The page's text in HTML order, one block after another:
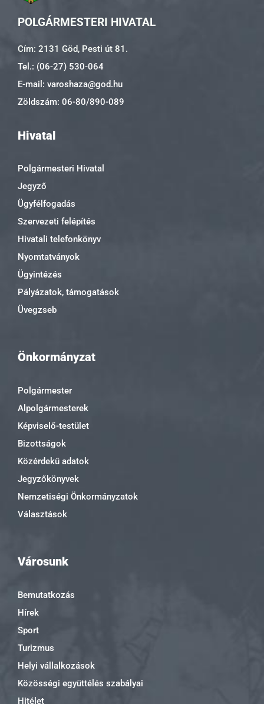
POLGÁRMESTERI HIVATAL
Cím: 2131 Göd, Pesti út 81.
Tel.: (06-27) 530-064
E-mail: varoshaza@god.hu
Zöldszám: 06-80/890-089
Hivatal
Polgármesteri Hivatal
Jegyző
Ügyfélfogadás
Szervezeti felépítés
Hivatali telefonkönyv
Nyomtatványok
Ügyintézés
Pályázatok, támogatások
Üvegzseb
Önkormányzat
Polgármester
Alpolgármesterek
Képviselő-testület
Bizottságok
Közérdekű adatok
Jegyzőkönyvek
Nemzetiségi Önkormányzatok
Választások
Városunk
Bemutatkozás
Hírek
Sport
Turizmus
Helyi vállalkozások
Közösségi együttélés szabályai
Hitélet